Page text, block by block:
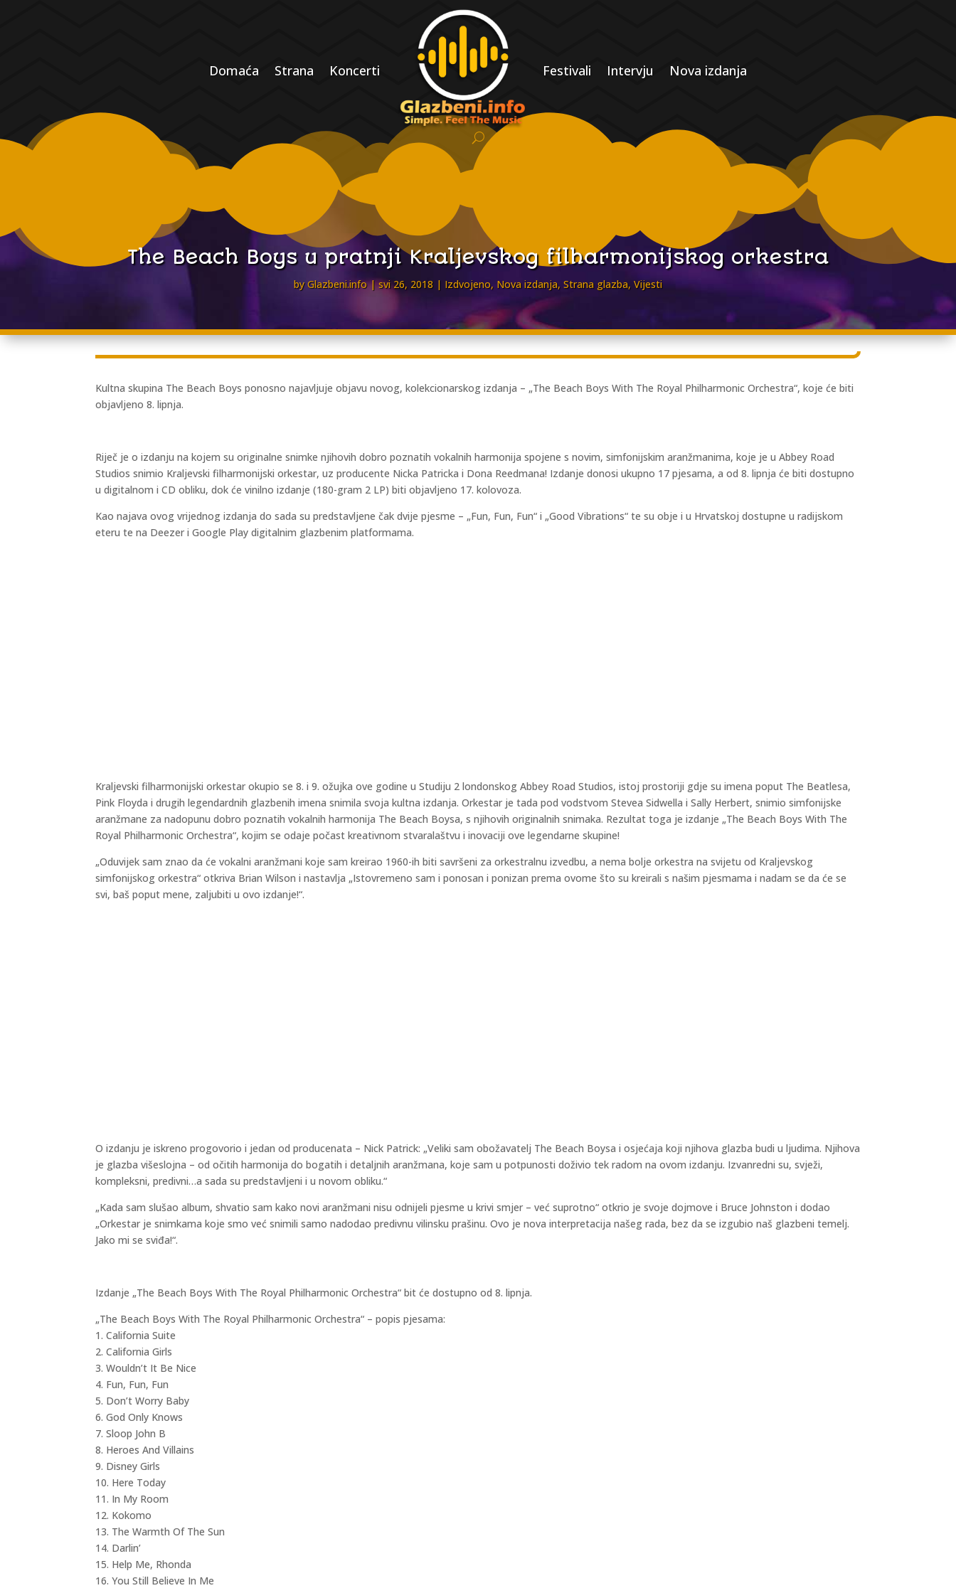
Domaća Strana Koncerti Festivali Intervju Nova izdanja
The Beach Boys u pratnji Kraljevskog filharmonijskog orkestra
byGlazbeni.info svi 26, 2018 Izdvojeno, Nova izdanja, Strana glazba, Vijesti
Kultna skupina The Beach Boys ponosno najavljuje objavu novog, kolekcionarskog izdanja – „The Beach Boys With The Royal Philharmonic Orchestra“, koje će biti
objavljeno 8. lipnja.
Riječ je o izdanju na kojem su originalne snimke njihovih dobro poznatih vokalnih harmonija spojene s novim, simfonijskim aranžmanima, koje je u Abbey Road
Studios snimio Kraljevski filharmonijski orkestar, uz producente Nicka Patricka i Dona Reedmana! Izdanje donosi ukupno 17 pjesama, a od 8. lipnja će biti dostupno
u digitalnom i CD obliku, dok će vinilno izdanje (180-gram 2 LP) biti objavljeno 17. kolovoza.
Kao najava ovog vrijednog izdanja do sada su predstavljene čak dvije pjesme – „Fun, Fun, Fun“ i „Good Vibrations“ te su obje i u Hrvatskoj dostupne u radijskom
eteru te na Deezer i Google Play digitalnim glazbenim platformama.
Kraljevski filharmonijski orkestar okupio se 8. i 9. ožujka ove godine u Studiju 2 londonskog Abbey Road Studios, istoj prostoriji gdje su imena poput The Beatlesa,
Pink Floyda i drugih legendardnih glazbenih imena snimila svoja kultna izdanja. Orkestar je tada pod vodstvom Stevea Sidwella i Sally Herbert, snimio simfonijske
aranžmane za nadopunu dobro poznatih vokalnih harmonija The Beach Boysa, s njihovih originalnih snimaka. Rezultat toga je izdanje „The Beach Boys With The
Royal Philharmonic Orchestra“, kojim se odaje počast kreativnom stvaralaštvu i inovaciji ove legendarne skupine!
„Oduvijek sam znao da će vokalni aranžmani koje sam kreirao 1960-ih biti savršeni za orkestralnu izvedbu, a nema bolje orkestra na svijetu od Kraljevskog
simfonijskog orkestra“ otkriva Brian Wilson i nastavlja „Istovremeno sam i ponosan i ponizan prema ovome što su kreirali s našim pjesmama i nadam se da će se
svi, baš poput mene, zaljubiti u ovo izdanje!“.
O izdanju je iskreno progovorio i jedan od producenata – Nick Patrick: „Veliki sam obožavatelj The Beach Boysa i osjećaja koji njihova glazba budi u ljudima. Njihova
je glazba višeslojna – od očitih harmonija do bogatih i detaljnih aranžmana, koje sam u potpunosti doživio tek radom na ovom izdanju. Izvanredni su, svježi,
kompleksni, predivni…a sada su predstavljeni i u novom obliku.“
„Kada sam slušao album, shvatio sam kako novi aranžmani nisu odnijeli pjesme u krivi smjer – već suprotno“ otkrio je svoje dojmove i Bruce Johnston i dodao
„Orkestar je snimkama koje smo već snimili samo nadodao predivnu vilinsku prašinu. Ovo je nova interpretacija našeg rada, bez da se izgubio naš glazbeni temelj.
Jako mi se sviđa!“.
Izdanje „The Beach Boys With The Royal Philharmonic Orchestra“ bit će dostupno od 8. lipnja.
„The Beach Boys With The Royal Philharmonic Orchestra“ – popis pjesama:
1. California Suite
2. California Girls
3. Wouldn’t It Be Nice
4. Fun, Fun, Fun
5. Don’t Worry Baby
6. God Only Knows
7. Sloop John B
8. Heroes And Villains
9. Disney Girls
10. Here Today
11. In My Room
12. Kokomo
13. The Warmth Of The Sun
14. Darlin’
15. Help Me, Rhonda
16. You Still Believe In Me